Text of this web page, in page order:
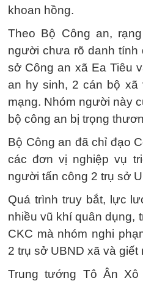
khoan hồng.
Theo Bộ Công an,
người chưa rõ danh tính
sở Công an xã Ea Tiêu
an hy sinh, 2 cán bộ
mạng. Nhóm người này
bộ công an bị trọng
Bộ Công an đã chỉ đạo
các đơn vị nghiệp vụ
người tấn công 2 trụ sở
Quá trình truy bắt, lực
nhiều vũ khí quân dụng,
CKC mà nhóm nghi
2 trụ sở UBND xã và giết
Trung tướng Tô Ân